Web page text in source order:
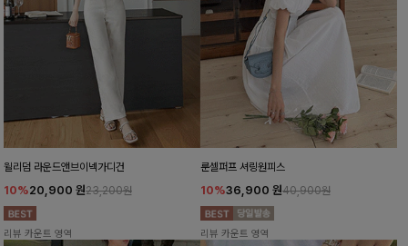
윌리덤 라운드앤브이넥가디건
10%20,900 원23,200원
리뷰 카운트 영역
룬셀퍼프 셔링원피스
10%36,900 원40,900원
리뷰 카운트 영역